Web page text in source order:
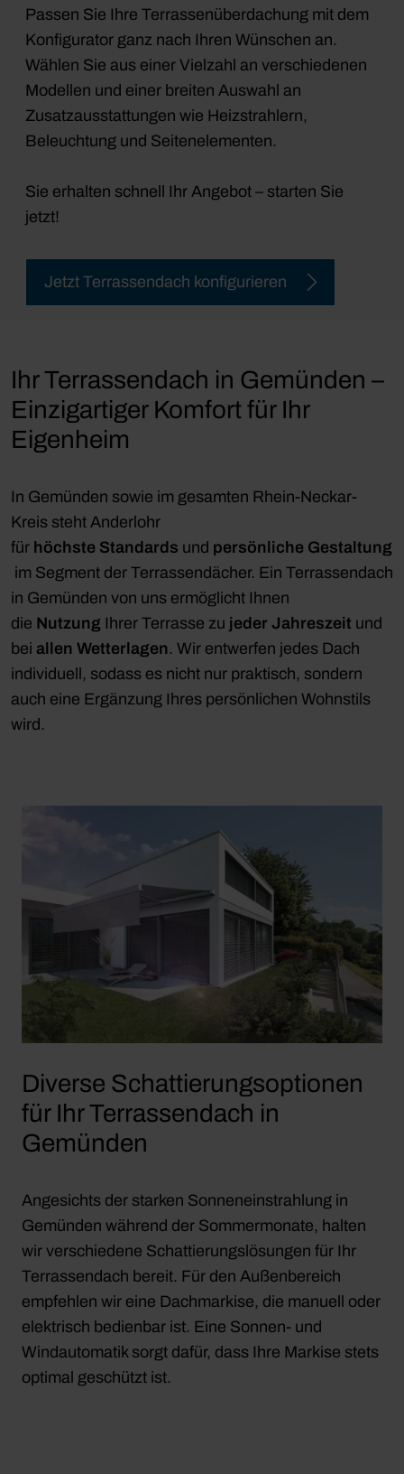
Passen Sie Ihre Terrassenüberdachung mit dem
Konfigurator ganz nach Ihren Wünschen an.
Wählen Sie aus einer Vielzahl an verschiedenen
Modellen und einer breiten Auswahl an
Zusatzausstattungen wie Heizstrahlern,
Beleuchtung und Seitenelementen.
Sie erhalten schnell Ihr Angebot – starten Sie
jetzt!
Jetzt Terrassendach konfigurieren
Ihr Terrassendach in Gemünden –
Einzigartiger Komfort für Ihr
Eigenheim
In Gemünden sowie im gesamten Rhein-Neckar-
Kreis steht Anderlohr
für höchste Standards und persönliche Gestaltung
im Segment der Terrassendächer. Ein Terrassendach
in Gemünden von uns ermöglicht Ihnen
die Nutzung Ihrer Terrasse zu jeder Jahreszeit und
bei allen Wetterlagen. Wir entwerfen jedes Dach
individuell, sodass es nicht nur praktisch, sondern
auch eine Ergänzung Ihres persönlichen Wohnstils
wird.
Diverse Schattierungsoptionen
für Ihr Terrassendach in
Gemünden
Angesichts der starken Sonneneinstrahlung in
Gemünden während der Sommermonate, halten
wir verschiedene Schattierungslösungen für Ihr
Terrassendach bereit. Für den Außenbereich
empfehlen wir eine Dachmarkise, die manuell oder
elektrisch bedienbar ist. Eine Sonnen- und
Windautomatik sorgt dafür, dass Ihre Markise stets
optimal geschützt ist.